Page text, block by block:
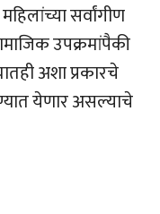
सर्वांगीण
उपक्रमांपैकी
अशा प्रकारचे
येणार असल्याचे